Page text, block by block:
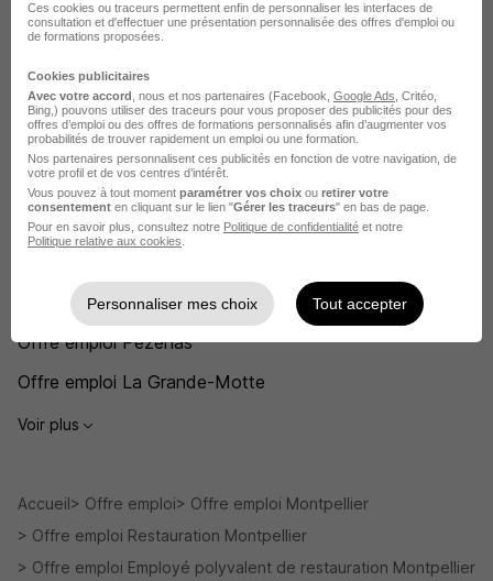
Recherches similaires
Offre emploi Employé polyvalent de restauration
Offre emploi Restauration
Offre emploi Béziers
Offre emploi Sète
Offre emploi Lunel
Offre emploi Pézenas
Offre emploi La Grande-Motte
Voir plus
Accueil Offre emploi
Offre emploi Montpellier
Offre emploi Restauration Montpellier
Offre emploi Employé polyvalent de restauration Montpellier
Ces cookies ou traceurs permettent enfin de personnaliser les interfaces de
consultation et d'effectuer une présentation personnalisée des offres d'emploi ou
de formations proposées.
Cookies publicitaires
Avec votre accord , nous et nos partenaires (Facebook, Google Ads , Critéo,
Bing,) pouvons utiliser des traceurs pour vous proposer des publicités pour des
offres d’emploi ou des offres de formations personnalisés afin d’augmenter vos
probabilités de trouver rapidement un emploi ou une formation.
Nos partenaires personnalisent ces publicités en fonction de votre navigation, de
votre profil et de vos centres d’intérêt.
Vous pouvez à tout moment paramétrer vos choix ou retirer votre
consentement en cliquant sur le lien "Gérer les traceurs" en bas de page.
Pour en savoir plus, consultez notre Politique de confidentialité et notre
Politique relative aux cookies
Personnaliser mes choix Tout accepter